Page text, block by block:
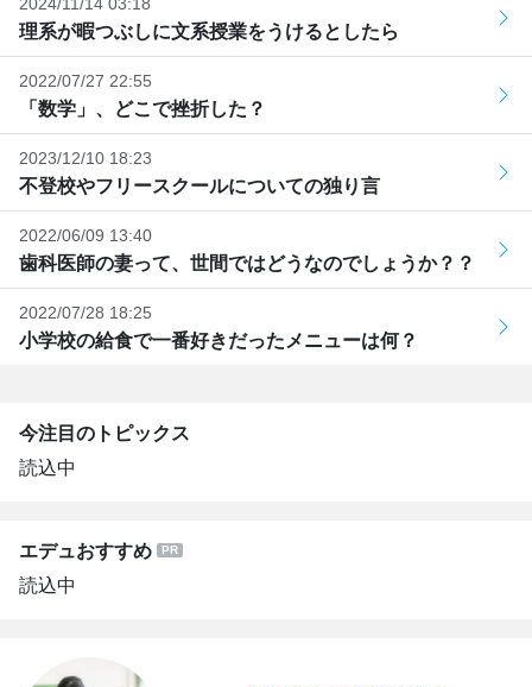
理系が暇つぶしに文系授業をうけるとしたら
2022/07/27 22:55
「数学」、どこで挫折した？
2023/12/10 18:23
不登校やフリースクールについての独り言
2022/06/09 13:40
歯科医師の妻って、世間ではどうなのでしょうか？？
2022/07/28 18:25
小学校の給食で一番好きだったメニューは何？
今注目のトピックス
読込中
エデュおすすめ
読込中